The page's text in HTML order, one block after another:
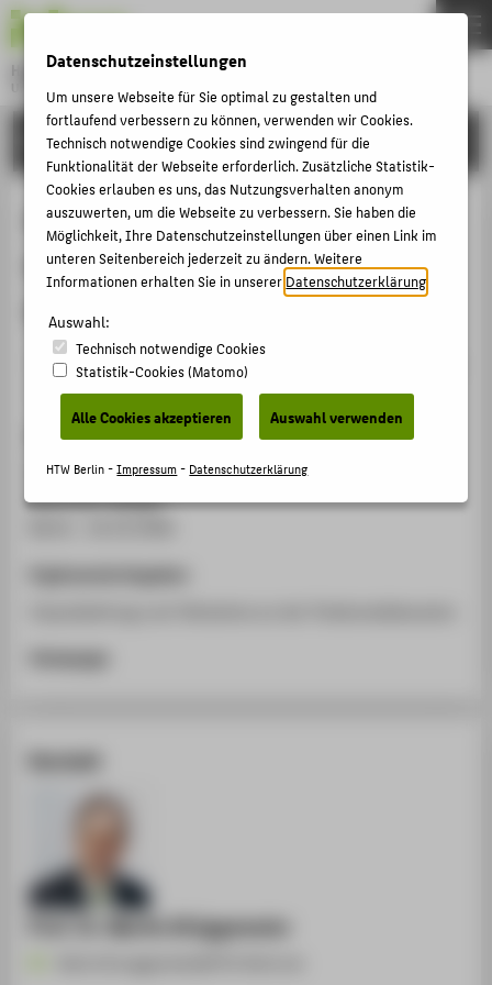
Hochschule für Technik und Wirtschaft Berlin
University of Applied Sciences
Menu
FORSCHUNG
Fit für Europa-
Handlungsempfehlungen der E-
Government Roadmap
Veranstaltungsbeitrag › Sonstiger Veranstaltungsbeitrag
› 2006
Veranstaltung
Parlamentarischer Abend der Initiative D21 und des
Behörden Spiegel
Homepage
Kontakt
Prof. Dr. Martin Brüggemeier
THEMEN
HOCHSCHULE
CAMPUS
STUDIUM
LEHRE
KARRIERE
INTERNATIONAL
INFORMATIONEN FÜR
STUDIENINTERESSIERTE
Datenschutzeinstellungen
Um unsere Webseite für Sie optimal zu gestalten und
fortlaufend verbessern zu können, verwenden wir Cookies.
Technisch notwendige Cookies sind zwingend für die
Funktionalität der Webseite erforderlich. Zusätzliche Statistik-
Cookies erlauben es uns, das Nutzungsverhalten anonym
auszuwerten, um die Webseite zu verbessern. Sie haben die
Möglichkeit, Ihre Datenschutzeinstellungen über einen Link im
unteren Seitenbereich jederzeit zu ändern. Weitere
Informationen erhalten Sie in unsererDatenschutzerklärung
Auswahl:
Technisch notwendige Cookies
Statistik-Cookies (Matomo)
Alle Cookies akzeptieren Auswahl verwenden
HTW Berlin -Impressum- Datenschutzerklärung